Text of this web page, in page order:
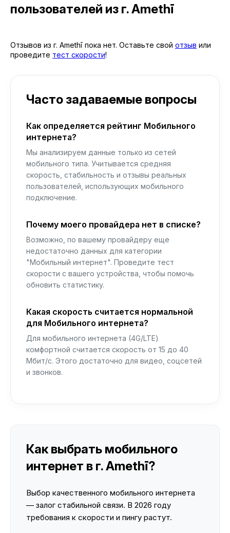
пользователей из г. Amethī
Отзывов из г. Amethī пока нет. Оставьте свой отзыв или
проведите тест скорости!
Часто задаваемые вопросы
Как определяется рейтинг Мобильного
интернета?
Мы анализируем данные только из сетей
мобильного типа. Учитывается средняя
скорость, стабильность и отзывы реальных
пользователей, использующих мобильного
подключение.
Почему моего провайдера нет в списке?
Возможно, по вашему провайдеру еще
недостаточно данных для категории
"Мобильный интернет". Проведите тест
скорости с вашего устройства, чтобы помочь
обновить статистику.
Какая скорость считается нормальной
для Мобильного интернета?
Для мобильного интернета (4G/LTE)
комфортной считается скорость от 15 до 40
Мбит/с. Этого достаточно для видео, соцсетей
и звонков.
Как выбрать мобильного
интернет в г. Amethī?
Выбор качественного мобильного интернета
— залог стабильной связи. В 2026 году
требования к скорости и пингу растут.